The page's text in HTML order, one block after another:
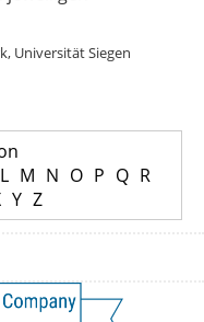
Universität Siegen
L M N O P Q R
Y Z